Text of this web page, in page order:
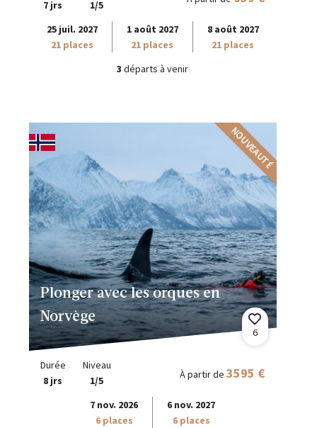
7 jrs
1/5
25 juil. 2027
21 places
1 août 2027
21 places
8 août 2027
21 places
3 départs à venir
NOUVEAUTÉ
Plonger avec les orques en
Norvège
6
Durée
8 jrs
Niveau
1/5
À partir de 3595 €
7 nov. 2026
6 places
6 nov. 2027
6 places